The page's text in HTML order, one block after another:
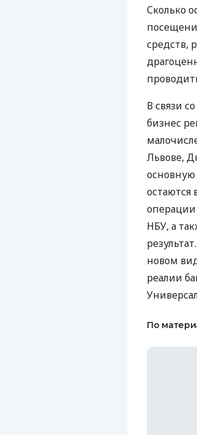
Сколько
средств,
В связи
бизнес
Львове,
остаются
НБУ, а
новом
реалии
По